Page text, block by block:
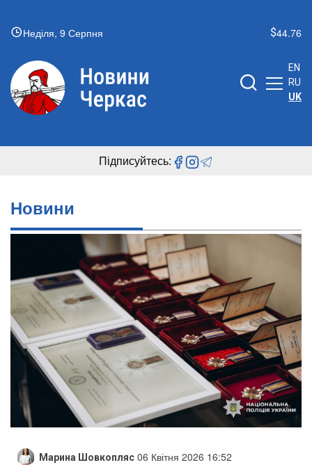
Неділя, 9 Серпня 44.76
EN
RU
UK
Підписуйтесь:
Новини
Марина Шовкопляс 06 Квітня 2026 16:52